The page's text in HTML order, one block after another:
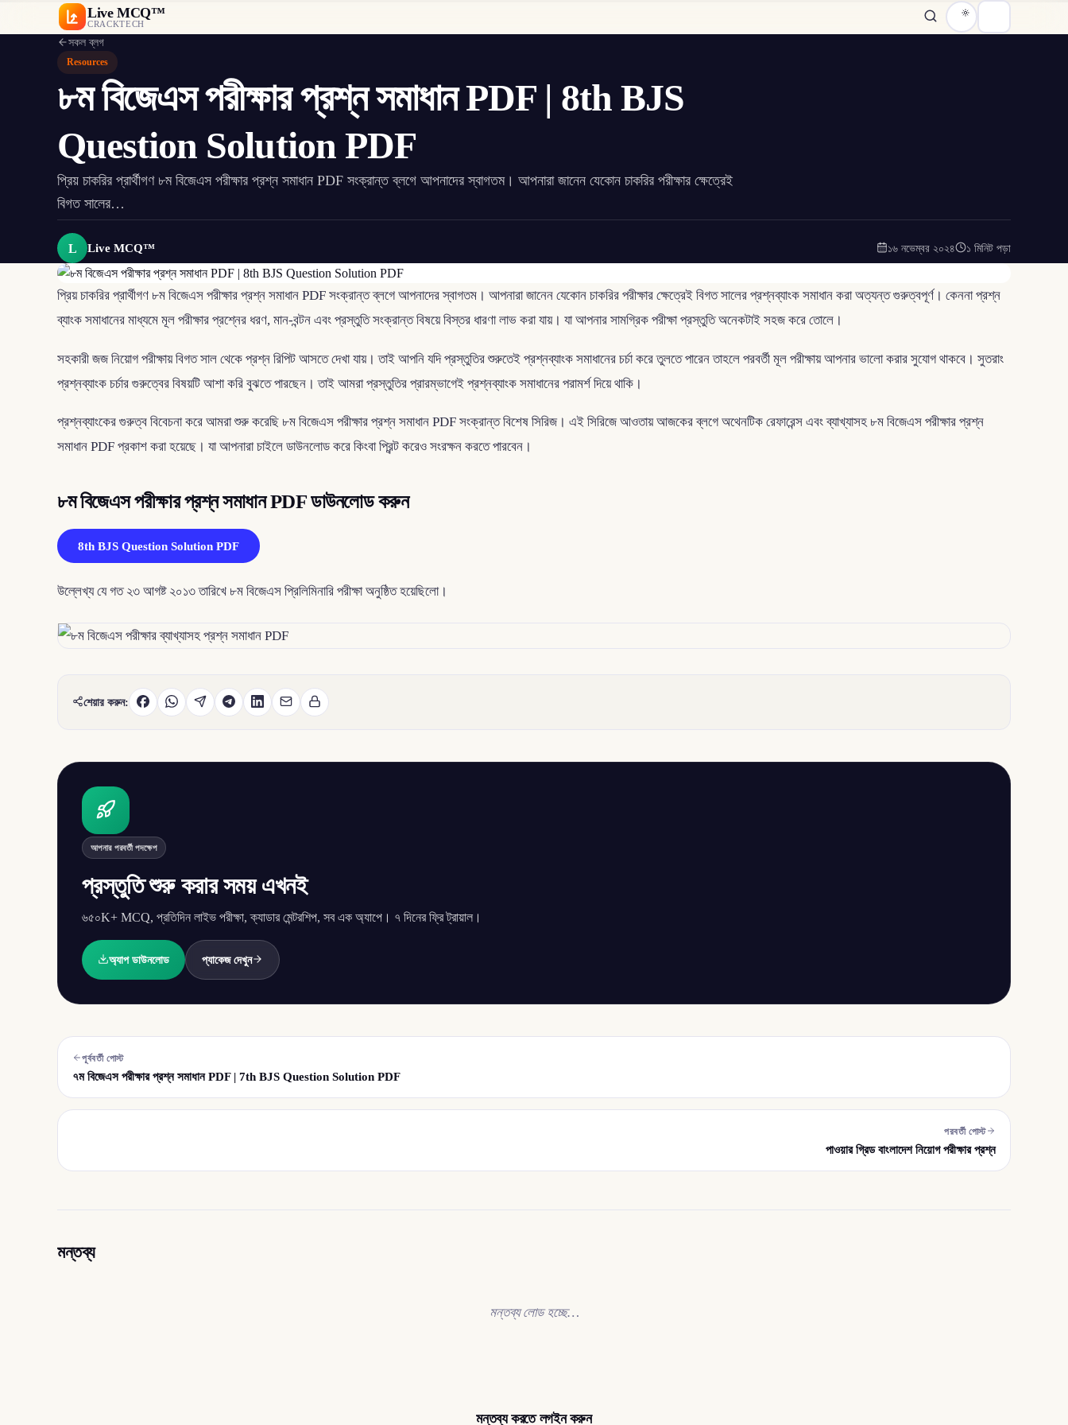
Live MCQ™
CRACKTECH
সকল ব্লগ
Resources
৮ম বিজেএস পরীক্ষার প্রশ্ন সমাধান PDF | 8th BJS
Question Solution PDF
প্রিয় চাকরির প্রার্থীগণ ৮ম বিজেএস পরীক্ষার প্রশ্ন সমাধান PDF সংক্রান্ত ব্লগে আপনাদের স্বাগতম। আপনারা জানেন যেকোন চাকরির পরীক্ষার ক্ষেত্রেই
বিগত সালের…
L Live MCQ™ ১৬ নভেম্বর ২০২৪ ১ মিনিট পড়া
প্রিয় চাকরির প্রার্থীগণ ৮ম বিজেএস পরীক্ষার প্রশ্ন সমাধান PDF সংক্রান্ত ব্লগে আপনাদের স্বাগতম। আপনারা জানেন যেকোন চাকরির পরীক্ষার ক্ষেত্রেই বিগত সালের প্রশ্নব্যাংক সমাধান করা অত্যন্ত গুরুত্বপূর্ণ। কেননা প্রশ্ন
ব্যাংক সমাধানের মাধ্যমে মূল পরীক্ষার প্রশ্নের ধরণ, মান-বন্টন এবং প্রস্তুতি সংক্রান্ত বিষয়ে বিস্তর ধারণা লাভ করা যায়। যা আপনার সামগ্রিক পরীক্ষা প্রস্তুতি অনেকটাই সহজ করে তোলে।
সহকারী জজ নিয়োগ পরীক্ষায় বিগত সাল থেকে প্রশ্ন রিপিট আসতে দেখা যায়। তাই আপনি যদি প্রস্তুতির শুরুতেই প্রশ্নব্যাংক সমাধানের চর্চা করে তুলতে পারেন তাহলে পরবর্তী মূল পরীক্ষায় আপনার ভালো করার সুযোগ থাকবে। সুতরাং
প্রশ্নব্যাংক চর্চার গুরুত্বের বিষয়টি আশা করি বুঝতে পারছেন। তাই আমরা প্রস্তুতির প্রারম্ভাগেই প্রশ্নব্যাংক সমাধানের পরামর্শ দিয়ে থাকি।
প্রশ্নব্যাংকের গুরুত্ব বিবেচনা করে আমরা শুরু করেছি ৮ম বিজেএস পরীক্ষার প্রশ্ন সমাধান PDF সংক্রান্ত বিশেষ সিরিজ। এই সিরিজে আওতায় আজকের ব্লগে অথেনটিক রেফারেন্স এবং ব্যাখ্যাসহ ৮ম বিজেএস পরীক্ষার প্রশ্ন
সমাধান PDF প্রকাশ করা হয়েছে। যা আপনারা চাইলে ডাউনলোড করে কিংবা প্রিন্ট করেও সংরক্ষন করতে পারবেন।
৮ম বিজেএস পরীক্ষার প্রশ্ন সমাধান PDF ডাউনলোড করুন
8th BJS Question Solution PDF
উল্লেখ্য যে গত ২৩ আগষ্ট ২০১৩ তারিখে ৮ম বিজেএস প্রিলিমিনারি পরীক্ষা অনুষ্ঠিত হয়েছিলো।
শেয়ার করুন:
আপনার পরবর্তী পদক্ষেপ
প্রস্তুতি শুরু করার সময় এখনই
৬৫০K+ MCQ, প্রতিদিন লাইভ পরীক্ষা, ক্যাডার মেন্টরশিপ, সব এক অ্যাপে। ৭ দিনের ফ্রি ট্রায়াল।
অ্যাপ ডাউনলোড প্যাকেজ দেখুন
পূর্ববর্তী পোস্ট
৭ম বিজেএস পরীক্ষার প্রশ্ন সমাধান PDF | 7th BJS Question Solution PDF
পরবর্তী পোস্ট
পাওয়ার গ্রিড বাংলাদেশ নিয়োগ পরীক্ষার প্রশ্ন
মন্তব্য
মন্তব্য লোড হচ্ছে…
মন্তব্য করতে লগইন করুন